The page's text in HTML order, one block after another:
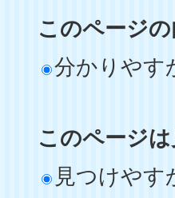
このページ
分かりやす
このページ
見つけやす